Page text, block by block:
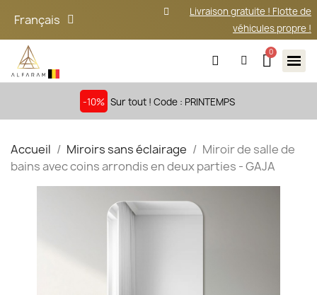
Français
Livraison gratuite ! Flotte de
véhicules propre !
-10% Sur tout ! Code : PRINTEMPS
Accueil Miroirs sans éclairage
Miroir de salle de
bains avec coins arrondis en deux parties - GAJA